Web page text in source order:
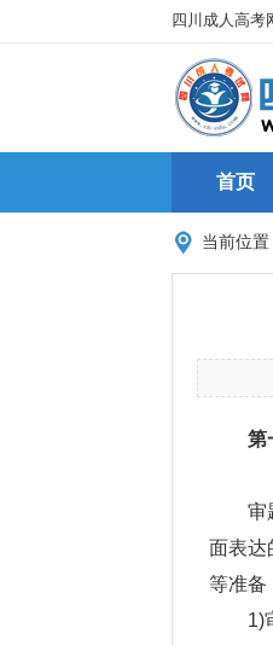
四川成人高考
首页
当前位置
第
审
面表达
等准备
1)